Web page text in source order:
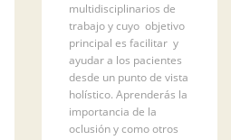
multidisciplinarios de
trabajo y cuyo objetivo
principal es facilitar y
ayudar a los pacientes
desde un punto de vista
holístico. Aprenderás la
importancia de la
oclusión y como otros